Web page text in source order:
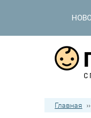
Главная ››